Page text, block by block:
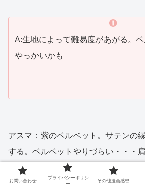
A:生地によって難易度があがる。ベ
やっかいかも
アスマ：紫のベルベット。サテンの
する。ベルベットやりづらい・・・
いらないわね！
お問い合わせ
プライバシーポリシ
ー
その他漫画感想